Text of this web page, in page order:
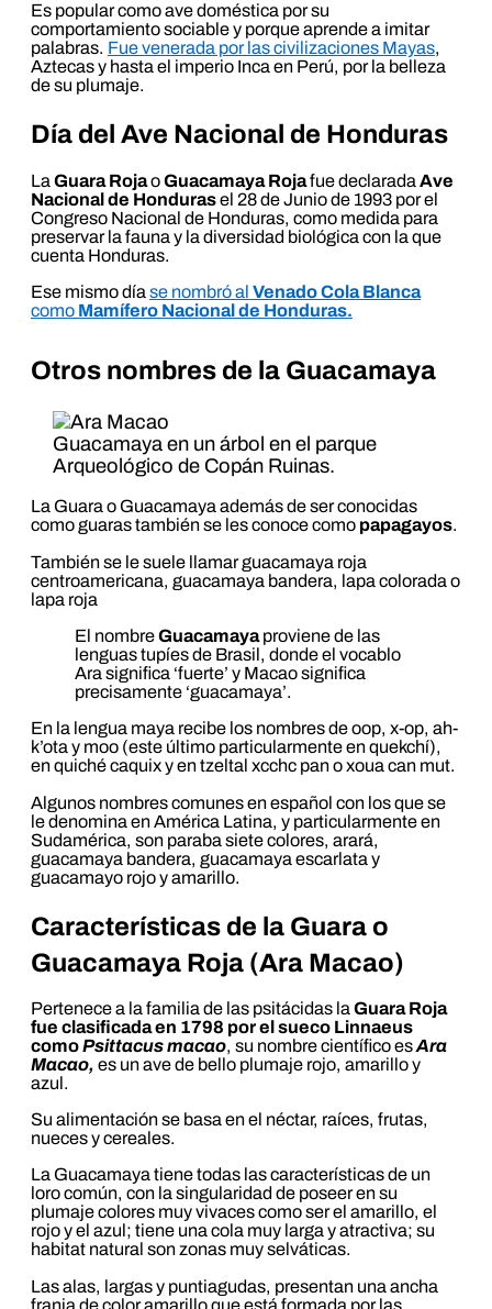
Es popular como ave doméstica por su
comportamiento sociable y porque aprende a imitar
palabras. Fue venerada por las civilizaciones Mayas,
Aztecas y hasta el imperio Inca en Perú, por la belleza
de su plumaje.
Día del Ave Nacional de Honduras
La Guara RojaoGuacamaya Rojafue declarada Ave
Nacional de Hondurasel 28 de Junio de 1993 por el
Congreso Nacional de Honduras, como medida para
preservar la fauna y la diversidad biológica con la que
cuenta Honduras.
Ese mismo día se nombró al Venado Cola Blanca
como Mamífero Nacional de Honduras.
Otros nombres de la Guacamaya
Guacamaya en un árbol en el parque
Arqueológico de Copán Ruinas.
La Guara o Guacamaya además de ser conocidas
como guaras también se les conoce como papagayos.
También se le suele llamar guacamaya roja
centroamericana, guacamaya bandera, lapa colorada o
lapa roja
El nombreGuacamayaproviene de las
lenguas tupíes de Brasil, donde el vocablo
Ara significa ‘fuerte’ y Macao significa
precisamente ‘guacamaya’.
En la lengua maya recibe los nombres de oop, x-op, ah-
k’ota y moo (este último particularmente en quekchí),
en quiché caquix y en tzeltal xcchc pan o xoua can mut.
Algunos nombres comunes en español con los que se
le denomina en América Latina, y particularmente en
Sudamérica, son paraba siete colores, arará,
guacamaya bandera, guacamaya escarlata y
guacamayo rojo y amarillo.
Características de la Guara o
Guacamaya Roja (Ara Macao)
Pertenece a la familia de las psitácidas la Guara Roja
fue clasificada en 1798 por el sueco Linnaeus
comoPsittacus macao, su nombre científico esAra
Macao, es un ave de bello plumaje rojo, amarillo y
azul.
Su alimentación se basa en el néctar, raíces, frutas,
nueces y cereales.
La Guacamaya tiene todas las características de un
loro común, con la singularidad de poseer en su
plumaje colores muy vivaces como ser el amarillo, el
rojo y el azul; tiene una cola muy larga y atractiva; su
habitat natural son zonas muy selváticas.
Las alas, largas y puntiagudas, presentan una ancha
franja de color amarillo que está formada por las